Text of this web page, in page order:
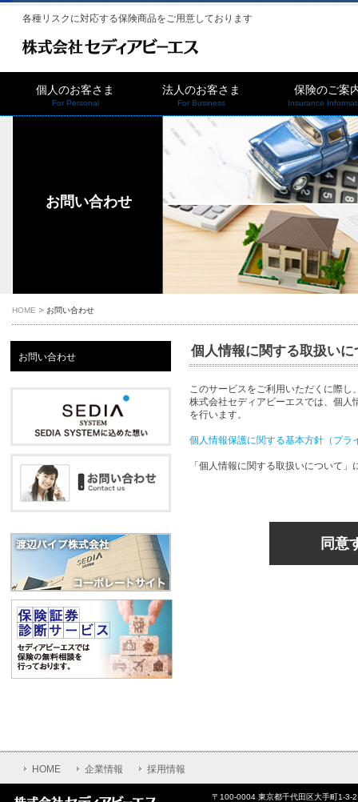
各種リスクに対応する保険商品をご用意しております
個人のお客さま
For Personal
法人のお客さま
For Business
保険のご案
Insurance
お問い合わせ
HOME お問い合わせ
個人情報に関する取扱いに
このサービスをご利用いただくに際
株式会社セディアビーエスでは、個人
を行います。
個人情報保護に関する基本方針（プラ
「個人情報に関する取扱いについて
同意
お問い合わせ
HOME 企業情報 採用情報
〒100-0004 東京都千代田区大手町1-3-